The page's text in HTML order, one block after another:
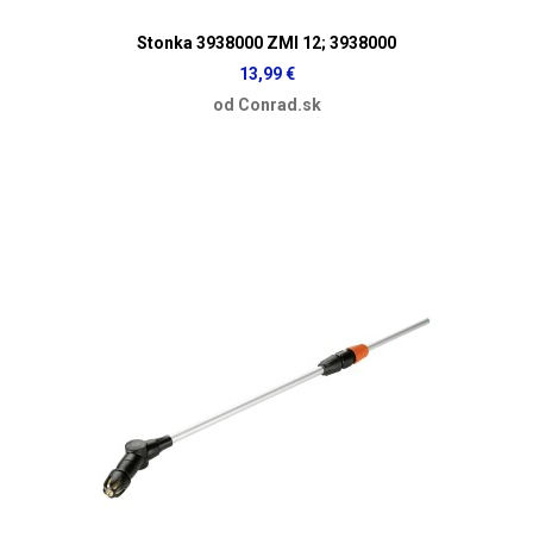
Stonka 3938000 ZMI 12; 3938000
13,99 €
od Conrad.sk